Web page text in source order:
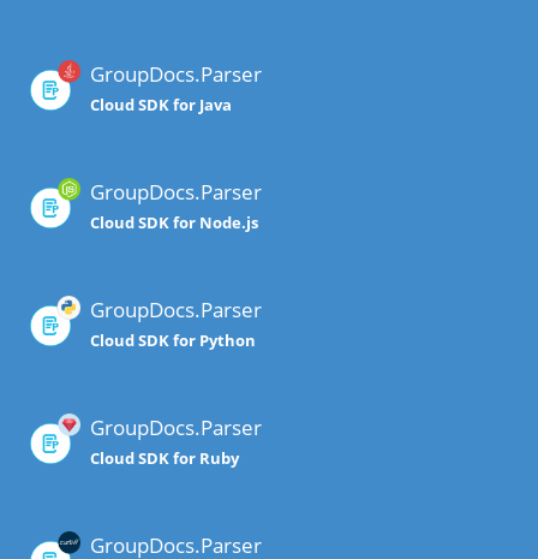
GroupDocs.Parser
Cloud SDK for Java
GroupDocs.Parser
Cloud SDK for Node.js
GroupDocs.Parser
Cloud SDK for Python
GroupDocs.Parser
Cloud SDK for Ruby
GroupDocs.Parser